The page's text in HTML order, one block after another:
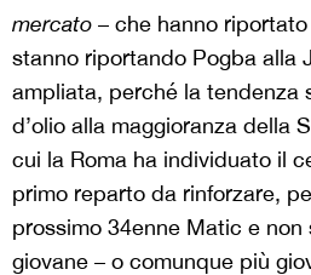
mercato – che hanno
stanno riportando Pogba alla
ampliata, perché la tendenza
d’olio alla maggioranza della
cui la Roma ha individuato il
primo reparto da rinforzare,
prossimo 34enne Matic e
giovane – o comunque più